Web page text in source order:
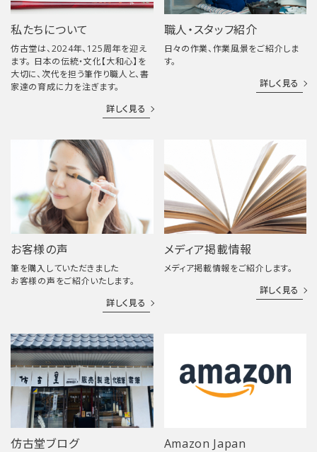
私たちについて
仿古堂は、2024年、125周年を迎え
ます。 日本の伝統・文化【大和心】を
大切に、次代を担う筆作り職人と、書
家達の育成に力を注ぎます。
詳しく見る
職人・スタッフ紹介
日々の作業、作業風景をご紹介しま
す。
詳しく見る
お客様の声
筆を購入していただきました
お客様の声をご紹介いたします。
詳しく見る
メディア掲載情報
メディア掲載情報をご紹介します。
詳しく見る
仿古堂ブログ Amazon Japan